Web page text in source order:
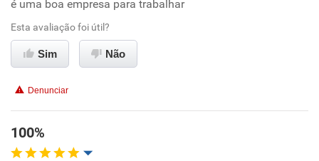
Oportunidade de promoção
Ambiente de trabalho
Benefícios
Recomenda esta empresa
é uma boa empresa para trabalhar
Esta avaliação foi útil?
Sim Não
Denunciar
100%